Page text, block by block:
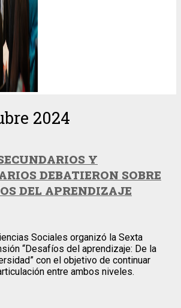
2024
Y
DEBATIERON SOBRE
DEL APRENDIZAJE
Sociales organizó la Sexta
“Desafíos del aprendizaje: De la
con el objetivo de continuar
entre ambos niveles.